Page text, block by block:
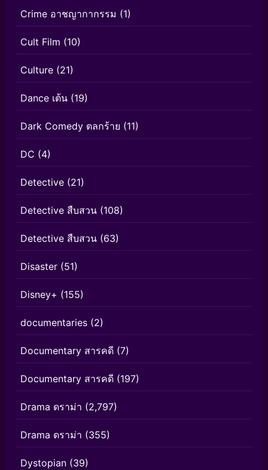
Crime อาชญากากรรม (1)
Cult Film (10)
Culture (21)
Dance เต้น (19)
Dark Comedy ตลกร้าย (11)
DC (4)
Detective (21)
Detective สืบสวน (108)
Detective สืบสวน (63)
Disaster (51)
Disney+ (155)
documentaries (2)
Documentary สารคดี (7)
Documentary สารคดี (197)
Drama ดราม่า (2,797)
Drama ดราม่า (355)
Dystopian (39)